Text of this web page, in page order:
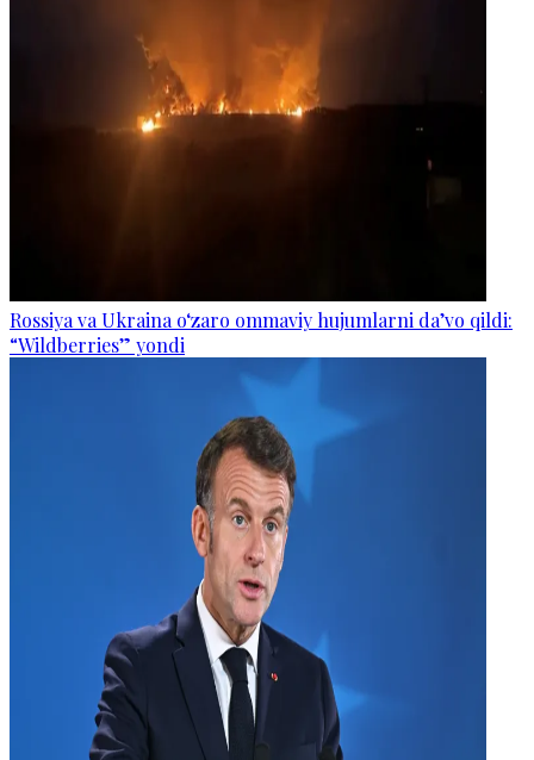
Rossiya va Ukraina o‘zaro ommaviy hujumlarni da’vo qildi:
“Wildberries” yondi